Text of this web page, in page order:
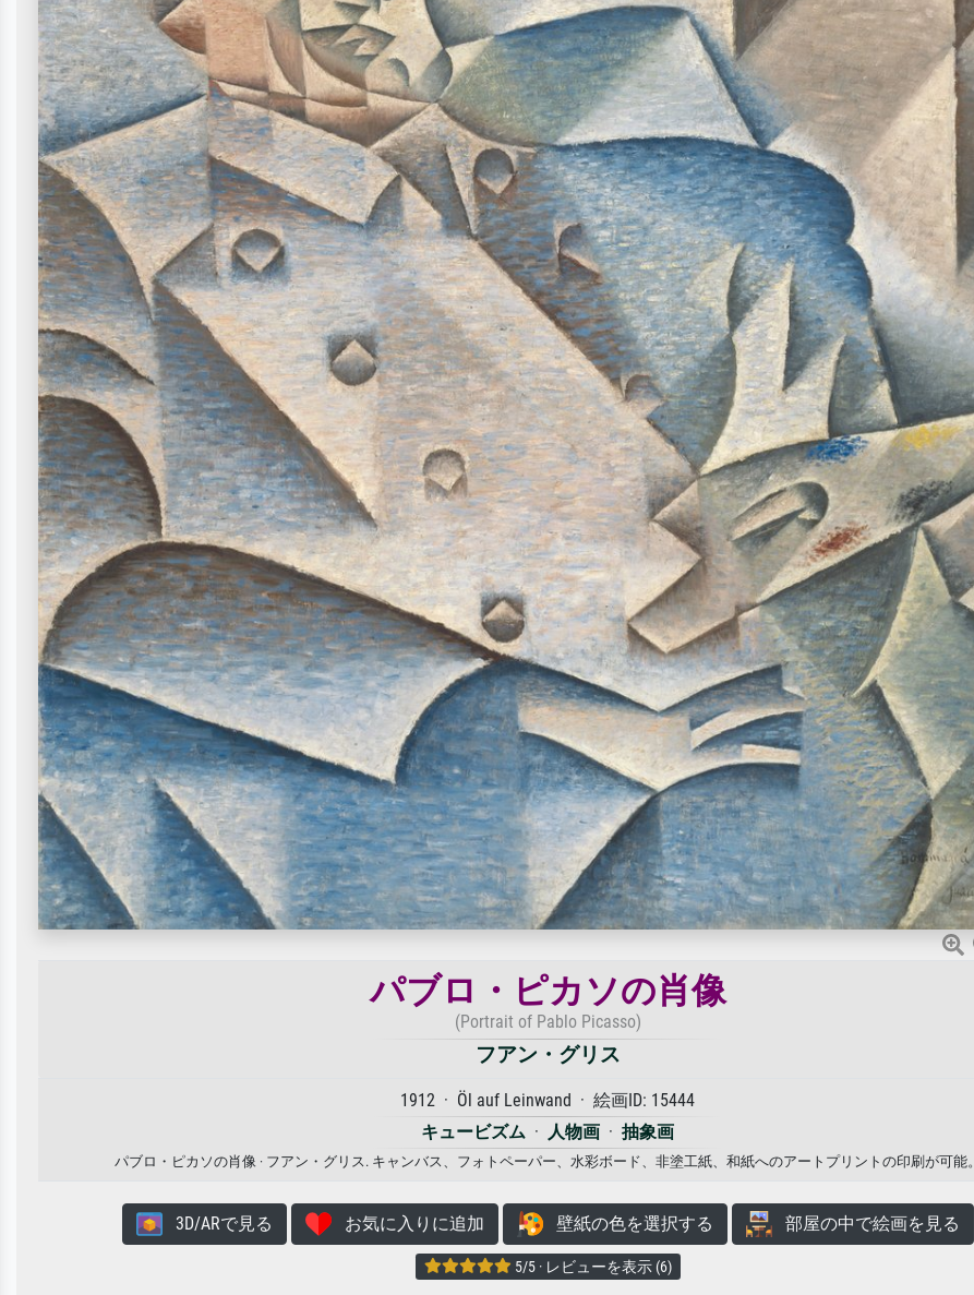
パブロ・ピカソの肖像
(Portrait of Pablo Picasso)
フアン・グリス
1912 · Öl auf Leinwand · 絵画ID: 15444
キュービズム · 人物画 · 抽象画
パブロ・ピカソの肖像 · フアン・グリス. キャンバス、フォトペーパー、水彩ボード、非塗工紙、和紙へのアートプリントの印刷が可能。
3D/ARで見る お気に入りに追加 壁紙の色を選択する 部屋の中で絵画を見る
5/5 · レビューを表示 (6)